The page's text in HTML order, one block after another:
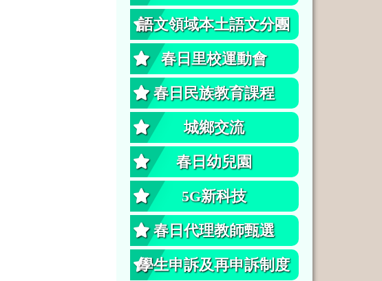
語文領域本土語文分團
春日里校運動會
春日民族教育課程
城鄉交流
春日幼兒園
5G新科技
春日代理教師甄選
學生申訴及再申訴制度